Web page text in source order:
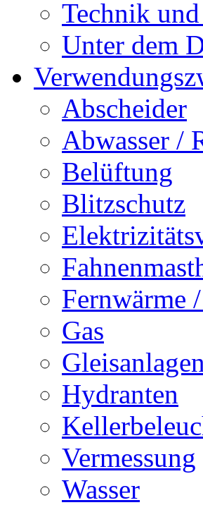
Technik
Unter dem
Abscheider
Abwasser /
Belüftung
Blitzschutz
Fernwärme
Gas
Gleisanlagen
Hydranten
Vermessung
Wasser